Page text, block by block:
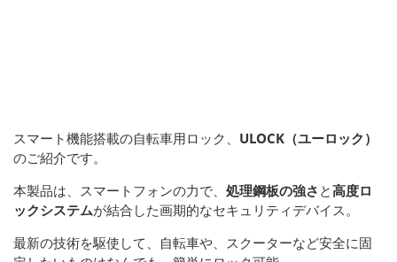
スマート機能搭載の自転車用ロック、 ULOCK（ユーロック）
のご紹介です。
本製品は、スマートフォンの力で、 処理鋼板の強さ と高度ロ
ックシステムが結合した画期的なセキュリティデバイス。
最新の技術を駆使して、自転車や、スクーターなど安全に固